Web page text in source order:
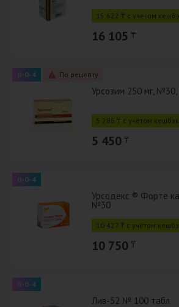
15 622 ₸ с учётом
16 105 ₸
0-0-4 По рецепту
Урсозим 250 мг, №30,
5 286 ₸ с учётом
5 450 ₸
0-0-4
Урсодекс ® Форте
№30
10 427 ₸ с учётом
10 750 ₸
0-0-4
Лив-52 № 100 табл